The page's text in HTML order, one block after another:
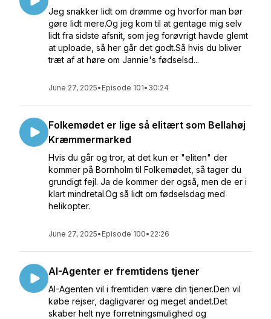
Jeg snakker lidt om drømme og hvorfor man bør
gøre lidt mere.Og jeg kom til at gentage mig selv
lidt fra sidste afsnit, som jeg forøvrigt havde glemt
at uploade, så her går det godt.Så hvis du bliver
træt af at høre om Jannie's fødselsd...
June 27, 2025• Episode 101• 30:24
Folkemødet er lige så elitært som Bellahøj
Kræmmermarked
Hvis du går og tror, at det kun er "eliten" der
kommer på Bornholm til Folkemødet, så tager du
grundigt fejl. Ja de kommer der også, men de er i
klart mindretal.Og så lidt om fødselsdag med
helikopter.
June 27, 2025• Episode 100• 22:26
AI-Agenter er fremtidens tjener
AI-Agenten vil i fremtiden være din tjener.Den vil
købe rejser, dagligvarer og meget andet.Det
skaber helt nye forretningsmulighed og